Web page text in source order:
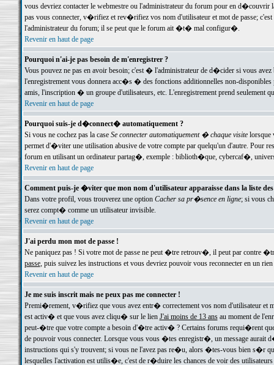
vous devriez contacter le webmestre ou l'administrateur du forum pour en
pas vous connecter, v�rifiez et rev�rifiez vos nom d'utilisateur et mot de passe;
l'administrateur du forum; il se peut que le forum ait �t� mal configur�.
Revenir en haut de page
Pourquoi n'ai-je pas besoin de m'enregistrer ?
Vous pouvez ne pas en avoir besoin; c'est � l'administrateur de d�cider si vous
l'enregistrement vous donnera acc�s � des fonctions additionnelles non-
amis, l'inscription � un groupe d'utilisateurs, etc. L'enregistrement prend seulement
Revenir en haut de page
Pourquoi suis-je d�connect� automatiquement ?
Si vous ne cochez pas la case Se connecter automatiquement � chaque visitelorsque
permet d'�viter une utilisation abusive de votre compte par quelqu'un d'autre. Pour
forum en utilisant un ordinateur partag�, exemple : biblioth�que, cybercaf�,
Revenir en haut de page
Comment puis-je �viter que mon nom d'utilisateur apparaisse dans la liste
Dans votre profil, vous trouverez une option Cacher sa pr�sence en ligne; si vous
serez compt� comme un utilisateur invisible.
Revenir en haut de page
J'ai perdu mon mot de passe !
Ne paniquez pas ! Si votre mot de passe ne peut �tre retrouv�, il peut par contre
passe, puis suivez les instructions et vous devriez pouvoir vous reconnecter en un rien
Revenir en haut de page
Je me suis inscrit mais ne peux pas me connecter !
Premi�rement, v�rifiez que vous avez entr� correctement vos nom d'utilisateur
est activ� et que vous avez cliqu� sur le lien J'ai moins de 13 ansau moment de
peut-�tre que votre compte a besoin d'�tre activ� ? Certains forums requi�rent
de pouvoir vous connecter. Lorsque vous vous �tes enregistr�, un message aurait
instructions qui s'y trouvent; si vous ne l'avez pas re�u, alors �tes-vous bien s�r
lesquelles l'activation est utilis�e, c'est de r�duire les chances de voir des